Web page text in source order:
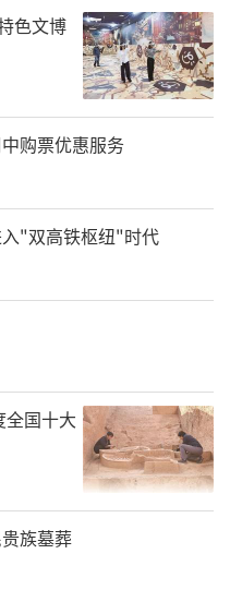
色文博
购票优惠服务
"双高铁枢纽"时代
国十大
族墓葬